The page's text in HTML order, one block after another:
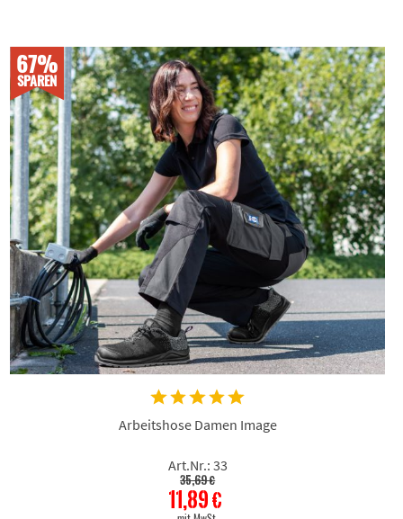
67%
SPAREN
Arbeitshose Damen Image
Art.Nr.: 33
35,69 €
11,89 €